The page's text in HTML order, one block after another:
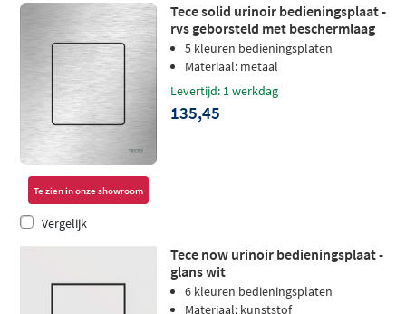
Te zien in onze showroom
Tece solid urinoir bedieningsplaat -
rvs geborsteld met beschermlaag
5 kleuren bedieningsplaten
Materiaal: metaal
Levertijd: 1 werkdag
135,45
Vergelijk
Tece now urinoir bedieningsplaat -
glans wit
6 kleuren bedieningsplaten
Materiaal: kunststof